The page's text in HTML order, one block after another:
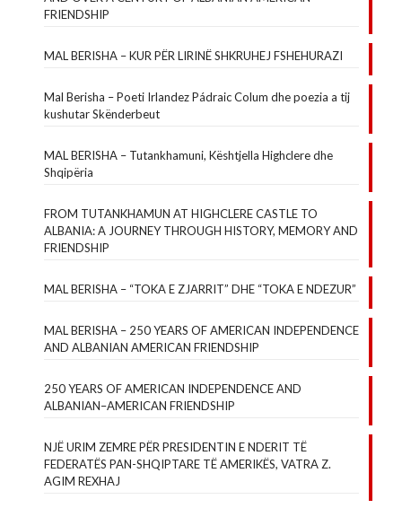
FRIENDSHIP
MAL BERISHA – KUR PËR LIRINË SHKRUHEJ FSHEHURAZI
Mal Berisha – Poeti Irlandez Pádraic Colum dhe poezia a tij
kushutar Skënderbeut
MAL BERISHA – Tutankhamuni, Kështjella Highclere dhe
Shqipëria
FROM TUTANKHAMUN AT HIGHCLERE CASTLE TO
ALBANIA: A JOURNEY THROUGH HISTORY, MEMORY AND
FRIENDSHIP
MAL BERISHA – “TOKA E ZJARRIT” DHE “TOKA E NDEZUR”
MAL BERISHA – 250 YEARS OF AMERICAN INDEPENDENCE
AND ALBANIAN AMERICAN FRIENDSHIP
250 YEARS OF AMERICAN INDEPENDENCE AND
ALBANIAN–AMERICAN FRIENDSHIP
NJË URIM ZEMRE PËR PRESIDENTIN E NDERIT TË
FEDERATËS PAN-SHQIPTARE TË AMERIKËS, VATRA Z.
AGIM REXHAJ